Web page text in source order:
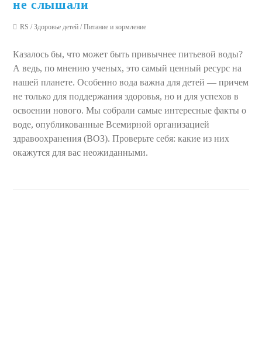
не слышали
RS / Здоровье детей / Питание и кормление
Казалось бы, что может быть привычнее питьевой воды?
А ведь, по мнению ученых, это самый ценный ресурс на
нашей планете. Особенно вода важна для детей — причем
не только для поддержания здоровья, но и для успехов в
освоении нового. Мы собрали самые интересные факты о
воде, опубликованные Всемирной организацией
здравоохранения (ВОЗ). Проверьте себя: какие из них
окажутся для вас неожиданными.